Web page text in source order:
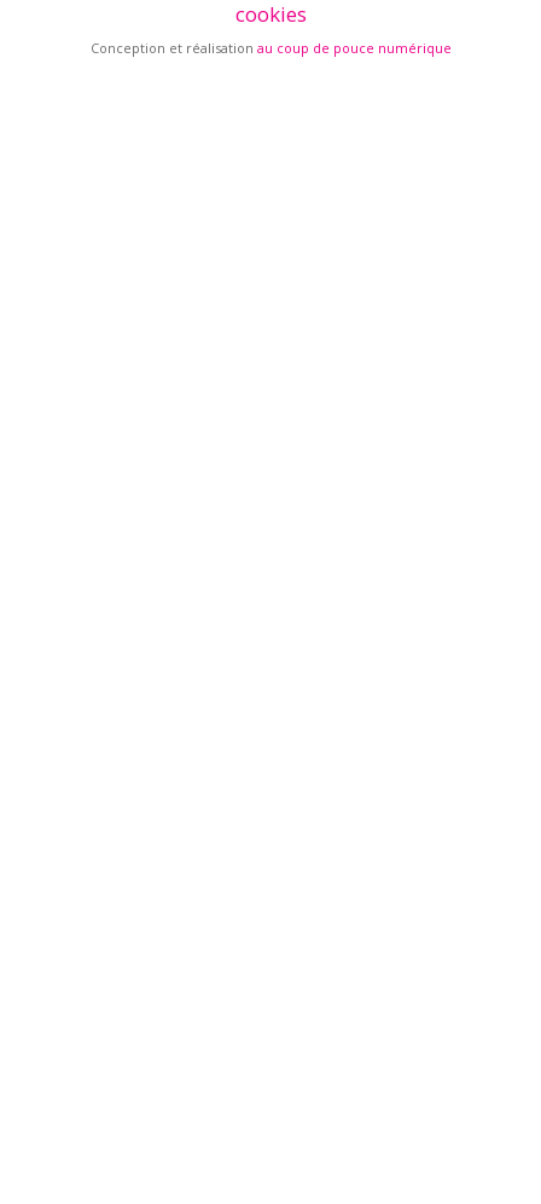
cookies
Conception et réalisation au coup de pouce numérique